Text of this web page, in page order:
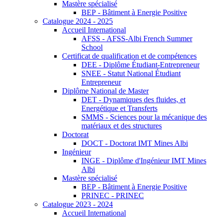
Mastère spécialisé
BEP - Bâtiment à Energie Positive
Catalogue 2024 - 2025
Accueil International
AFSS - AFSS-Albi French Summer
School
Certificat de qualification et de compétences
DEE - Diplôme Étudiant-Entrepreneur
SNEE - Statut National Étudiant
Entrepreneur
Diplôme National de Master
DET - Dynamiques des fluides, et
Energétique et Transferts
SMMS - Sciences pour la mécanique des
matériaux et des structures
Doctorat
DOCT - Doctorat IMT Mines Albi
Ingénieur
INGE - Diplôme d'Ingénieur IMT Mines
Albi
Mastère spécialisé
BEP - Bâtiment à Energie Positive
PRINEC - PRINEC
Catalogue 2023 - 2024
Accueil International